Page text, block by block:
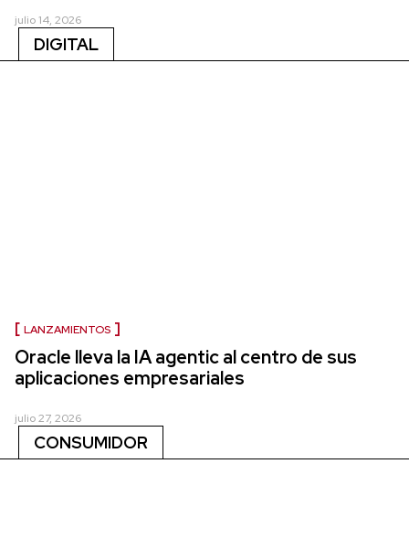
julio 14, 2026
DIGITAL
LANZAMIENTOS
Oracle lleva la IA agentic al centro de sus
aplicaciones empresariales
julio 27, 2026
CONSUMIDOR